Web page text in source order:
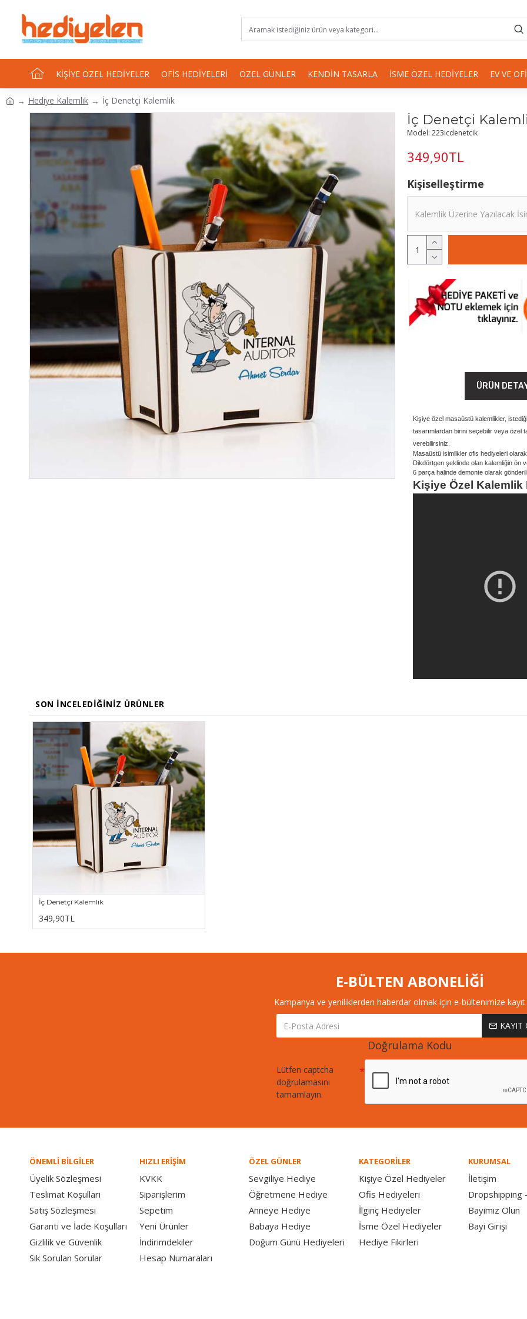
KIŞIYE ÖZEL HEDIYELER OFIS HEDIYELERI ÖZEL GÜNLER KENDIN TASARLA İSME ÖZEL HEDIYELER EV VE
Hediye Kalemlik İç Denetçi Kalemlik
İç Denetçi
349,90TL
Model: 223icdenetcik
Kişiselleştirme
ÜRÜN
Kişiye özel masaüstü kalemlikler,
tasarımlardan birini seçebilir veya özel
verebilirsiniz.
Masaüstü isimlikler ofis hediyeleri
Dikdörtgen şeklinde olan kalemliğin ön
6 parça halinde demonte olarak
Kişiye Özel Kalemlik
SON İNCELEDIĞINIZ ÜRÜNLER
İç Denetçi Kalemlik
349,90TL
E-BÜLTEN ABONELİĞİ
Kampanya ve yeniliklerden haberdar olmak için e-bültenimize kayıt
KAYIT
Doğrulama Kodu
Lütfen captcha
doğrulamasını
tamamlayın.
ÖNEMLİ BİLGİLER
Üyelik Sözleşmesi
Teslimat Koşulları
Satış Sözleşmesi
Garanti ve İade Koşulları
Gizlilik ve Güvenlik
Sık Sorulan Sorular
HIZLI ERİŞİM
KVKK
Siparişlerim
Sepetim
Yeni Ürünler
İndirimdekiler
Hesap Numaraları
ÖZEL GÜNLER
Sevgiliye Hediye
Öğretmene Hediye
Anneye Hediye
Babaya Hediye
Doğum Günü Hediyeleri
KATEGORİLER
Kişiye Özel Hediyeler
Ofis Hediyeleri
İlginç Hediyeler
İsme Özel Hediyeler
Hediye Fikirleri
KURUMSAL
İletişim
Dropshipping
Bayimiz Olun
Bayi Girişi